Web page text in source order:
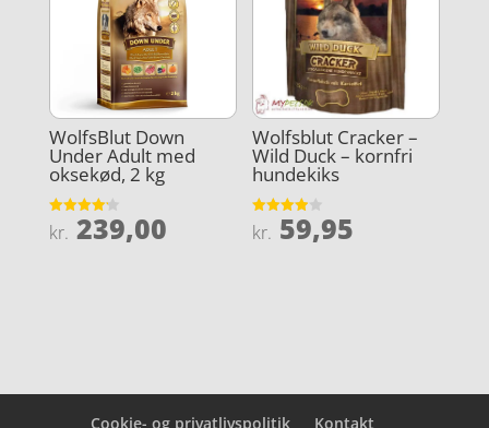
WolfsBlut Down
Under Adult med
oksekød, 2 kg
Vurderet
4.2
kr. 239,00
Wolfsblut Cracker –
Wild Duck – kornfri
hundekiks
Vurderet
3.9
kr. 59,95
Cookie- og privatlivspolitik Kontakt